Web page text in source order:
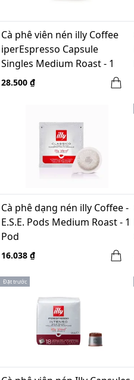
Cà phê viên nén illy Coffee
iperEspresso Capsule
Singles Medium Roast - 1
viên
28.500 ₫
Cà phê dạng nén illy Coffee -
E.S.E. Pods Medium Roast - 1
Pod
16.038 ₫
Đặt trước